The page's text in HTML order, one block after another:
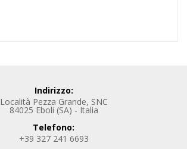
Indirizzo:
Località Pezza Grande, SNC
84025 Eboli (SA) - Italia
Telefono:
+39 327 241 6693